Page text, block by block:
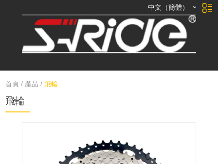
中文（簡體）
首頁 / 產品 /飛輪
飛輪